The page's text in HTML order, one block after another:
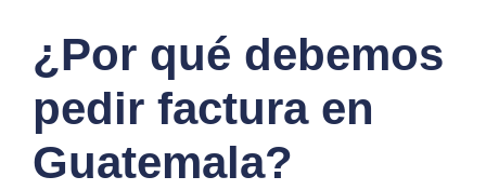
¿Por qué debemos
pedir factura en
Guatemala?